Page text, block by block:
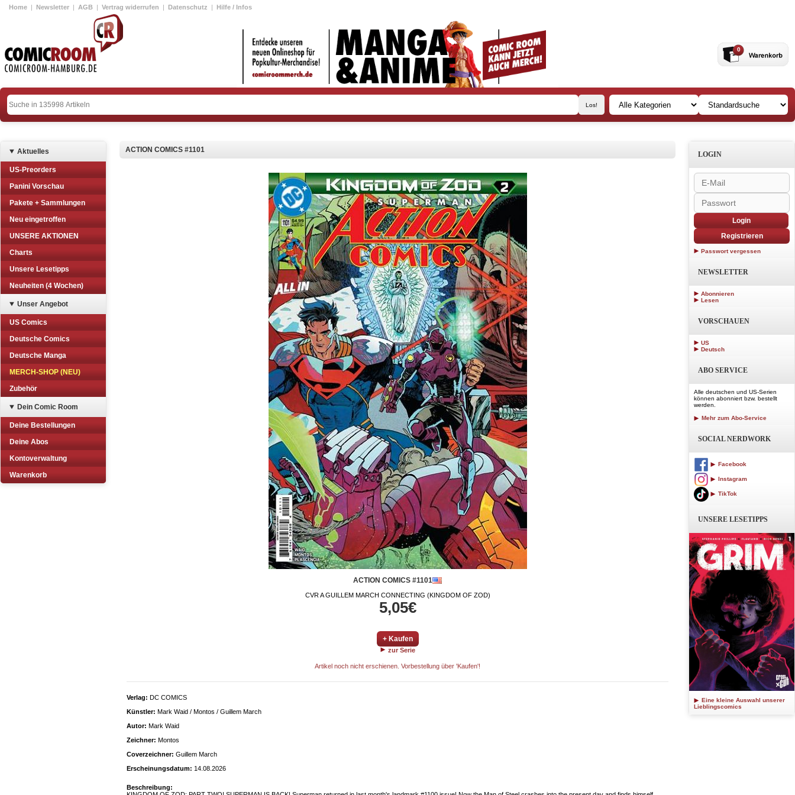
Home | Newsletter | AGB | Vertrag widerrufen | Datenschutz | Hilfe / Infos
0
Aktuelles
US-Preorders
Panini Vorschau
Pakete + Sammlungen
Neu eingetroffen
UNSERE AKTIONEN
Charts
Unsere Lesetipps
Neuheiten (4 Wochen)
Unser Angebot
US Comics
Deutsche Comics
Deutsche Manga
MERCH-SHOP (NEU)
Zubehör
Dein Comic Room
Deine Bestellungen
Deine Abos
Kontoverwaltung
Warenkorb
ACTION COMICS #1101
ACTION COMICS #1101
CVR A GUILLEM MARCH CONNECTING (KINGDOM OF ZOD)
5,05€
+ Kaufen
zur Serie
Artikel noch nicht erschienen. Vorbestellung über 'Kaufen'!
Verlag: DC COMICS
Künstler: Mark Waid / Montos / Guillem March
Autor: Mark Waid
Zeichner: Montos
Coverzeichner: Guillem March
Erscheinungsdatum: 14.08.2026
Beschreibung:
LOGIN
Login
Registrieren
Passwort vergessen
NEWSLETTER
Abonnieren
Lesen
VORSCHAUEN
US
Deutsch
ABO SERVICE
Alle deutschen und US-Serien
können abonniert bzw. bestellt
werden.
Mehr zum Abo-Service
SOCIAL NERDWORK
Facebook
Instagram
TikTok
UNSERE LESETIPPS
Eine kleine Auswahl unserer
Lieblingscomics